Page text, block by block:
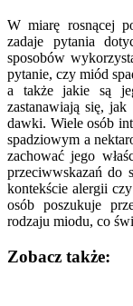
W miarę rosnącej
zadaje pytania
sposobów
pytanie, czy miód
a także jakie są
zastanawiają się,
dawki. Wiele osób
spadziowym a
zachować jego
przeciwwskazań do
kontekście alergii
osób poszukuje
rodzaju miodu, co
Zobacz także: